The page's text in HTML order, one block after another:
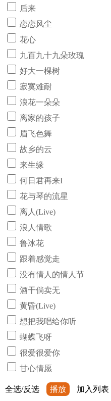
后来
恋恋风尘
花心
九百九十九朵玫瑰
好大一棵树
寂寞难耐
浪花一朵朵
离家的孩子
眉飞色舞
故乡的云
来生缘
何日君再来I
花与琴的流星
离人(Live)
浪人情歌
鲁冰花
跟着感觉走
没有情人的情人节
酒干倘卖无
黄昏(Live)
想把我唱给你听
蝴蝶飞呀
很爱很爱你
甘心情愿
全选/反选 播放 加入列表